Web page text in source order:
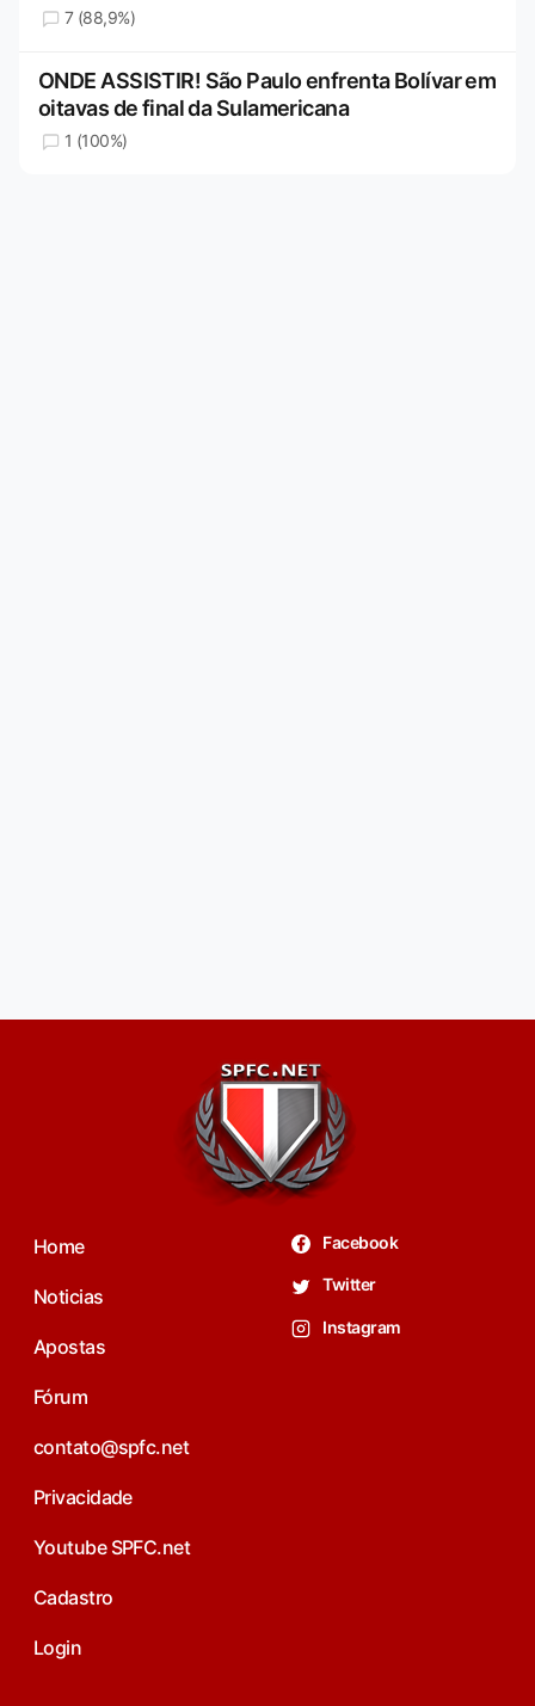
7 (88,9%)
ONDE ASSISTIR! São Paulo enfrenta Bolívar em
oitavas de final da Sulamericana
1 (100%)
Home
Noticias
Apostas
Fórum
contato@spfc.net
Privacidade
Youtube SPFC.net
Cadastro
Login
Facebook
Twitter
Instagram